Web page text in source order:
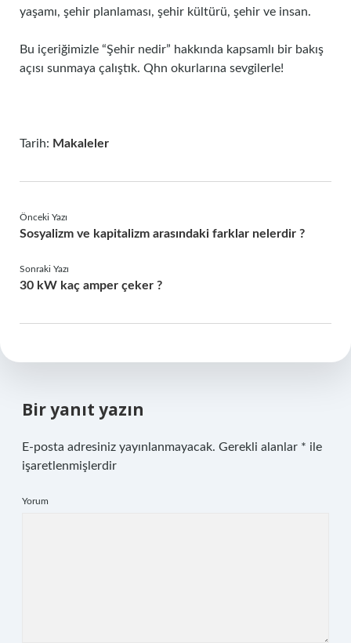
yaşamı, şehir planlaması, şehir kültürü, şehir ve insan.
Bu içeriğimizle “Şehir nedir” hakkında kapsamlı bir bakış
açısı sunmaya çalıştık. Qhn okurlarına sevgilerle!
Tarih: Makaleler
Önceki Yazı
Sosyalizm ve kapitalizm arasındaki farklar nelerdir ?
Sonraki Yazı
30 kW kaç amper çeker ?
Bir yanıt yazın
E-posta adresiniz yayınlanmayacak. Gerekli alanlar * ile
işaretlenmişlerdir
Yorum